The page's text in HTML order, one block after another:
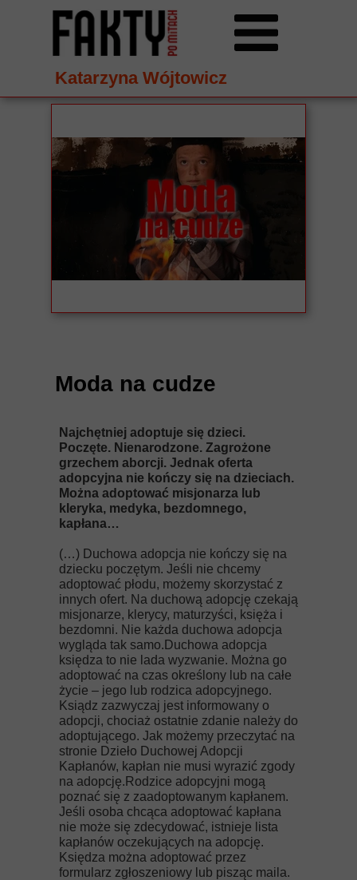
Katarzyna Wójtowicz
Moda na cudze
Najchętniej adoptuje się dzieci.
Poczęte. Nienarodzone. Zagrożone
grzechem aborcji. Jednak oferta
adopcyjna nie kończy się na dzieciach.
Można adoptować misjonarza lub
kleryka, medyka, bezdomnego,
kapłana…
(…) Duchowa adopcja nie kończy się na
dziecku poczętym. Jeśli nie chcemy
adoptować płodu, możemy skorzystać z
innych ofert. Na duchową adopcję czekają
misjonarze, klerycy, maturzyści, księża i
bezdomni. Nie każda duchowa adopcja
wygląda tak samo.Duchowa adopcja
księdza to nie lada wyzwanie. Można go
adoptować na czas określony lub na całe
życie – jego lub rodzica adopcyjnego.
Ksiądz zazwyczaj jest informowany o
adopcji, chociaż ostatnie zdanie należy do
adoptującego. Jak możemy przeczytać na
stronie Dzieło Duchowej Adopcji
Kapłanów, kapłan nie musi wyrazić zgody
na adopcję.Rodzice adopcyjni mogą
poznać się z zaadoptowanym kapłanem.
Jeśli osoba chcąca adoptować kapłana
nie może się zdecydować, istnieje lista
kapłanów oczekujących na adopcję.
Księdza można adoptować przez
formularz zgłoszeniowy lub pisząc maila.